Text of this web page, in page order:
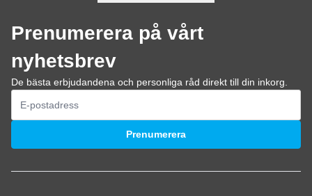
Prenumerera på vårt
nyhetsbrev
De bästa erbjudandena och personliga råd direkt till din inkorg.
E-postadress
Prenumerera